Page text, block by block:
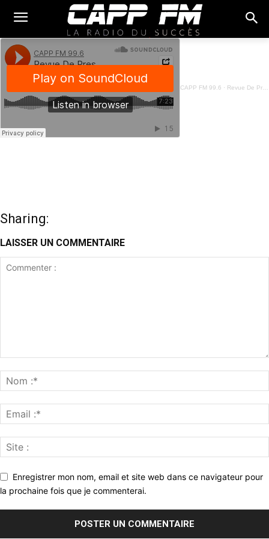
CAPP FM 99.6 · Revue De Presse Français - 07 Juin 2023
Sharing:
LAISSER UN COMMENTAIRE
Enregistrer mon nom, email et site web dans ce navigateur pour
la prochaine fois que je commenterai.